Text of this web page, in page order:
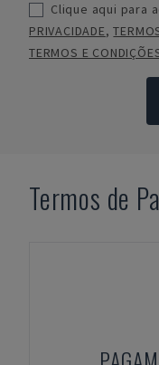
Clique aqui para
PRIVACIDADE,
TERMOS E
Termos de